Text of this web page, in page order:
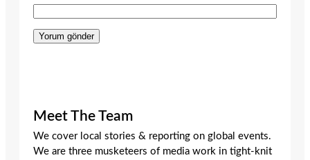
Meet The Team
We cover local stories & reporting on global events.
We are three musketeers of media work in tight-knit